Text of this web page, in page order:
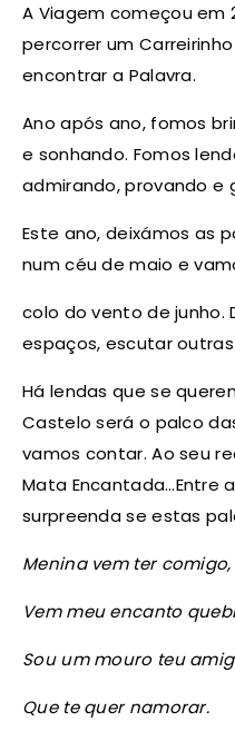
A Viagem começou em
percorrer um
encontrar a Palavra.
Ano após ano, fomos
e sonhando. Fomos
admirando, provando e
Este ano, deixámos as
num céu de maio e
colo do vento de junho.
espaços, escutar
Há lendas que se
Castelo será o palco
vamos contar. Ao seu
Mata Encantada…Entre
surpreenda se estas
Menina vem ter comigo,
Vem meu encanto
Sou um mouro teu
Que te quer namorar.